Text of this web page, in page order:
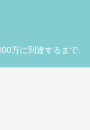
万に到達するまで.